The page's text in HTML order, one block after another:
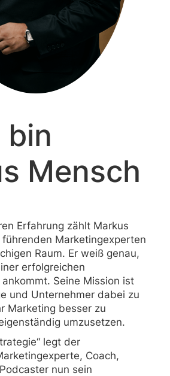
bin
Mensch
Erfahrung zählt Markus
Marketingexperten
Raum. Er weiß genau,
erfolgreichen
Seine Mission ist
und Unternehmer dabei zu
Marketing besser zu
umzusetzen.
legt der
Coach,
nun sein